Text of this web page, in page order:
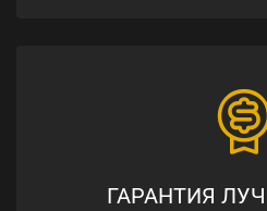
ГАРАНТИЯ